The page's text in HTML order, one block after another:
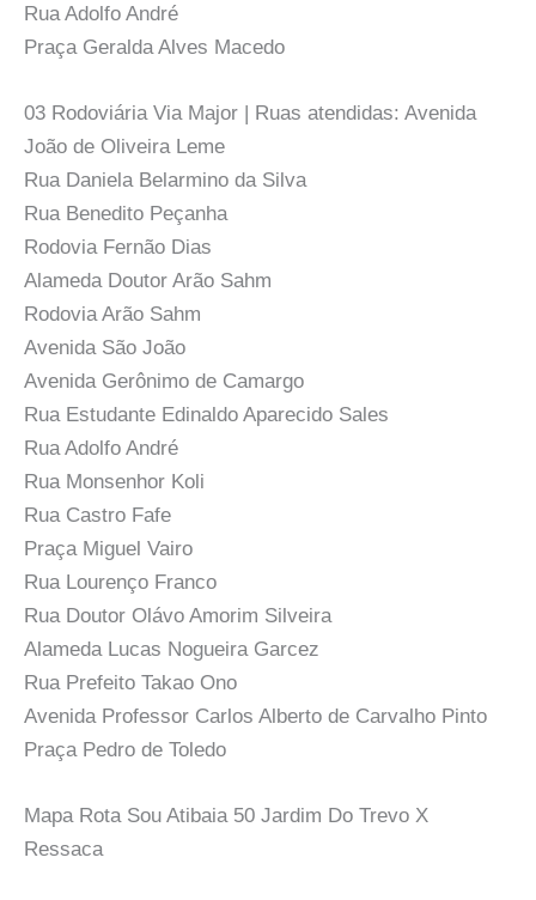
Rua Adolfo André
Praça Geralda Alves Macedo
03 Rodoviária Via Major | Ruas atendidas: Avenida
João de Oliveira Leme
Rua Daniela Belarmino da Silva
Rua Benedito Peçanha
Rodovia Fernão Dias
Alameda Doutor Arão Sahm
Rodovia Arão Sahm
Avenida São João
Avenida Gerônimo de Camargo
Rua Estudante Edinaldo Aparecido Sales
Rua Adolfo André
Rua Monsenhor Koli
Rua Castro Fafe
Praça Miguel Vairo
Rua Lourenço Franco
Rua Doutor Olávo Amorim Silveira
Alameda Lucas Nogueira Garcez
Rua Prefeito Takao Ono
Avenida Professor Carlos Alberto de Carvalho Pinto
Praça Pedro de Toledo
Mapa Rota Sou Atibaia 50 Jardim Do Trevo X
Ressaca